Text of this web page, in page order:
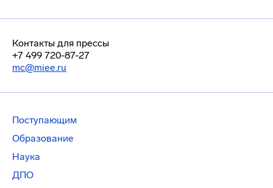
Контакты для прессы
+7 499 720-87-27
mc@miee.ru
Поступающим
Образование
Наука
ДПО